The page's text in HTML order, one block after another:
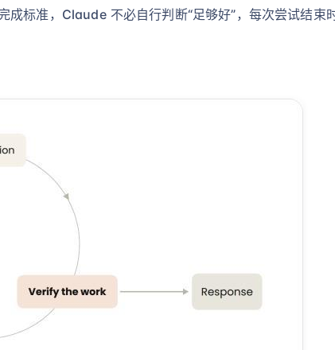
标准，Claude 不必自行判断“足够好”，每次尝试结束